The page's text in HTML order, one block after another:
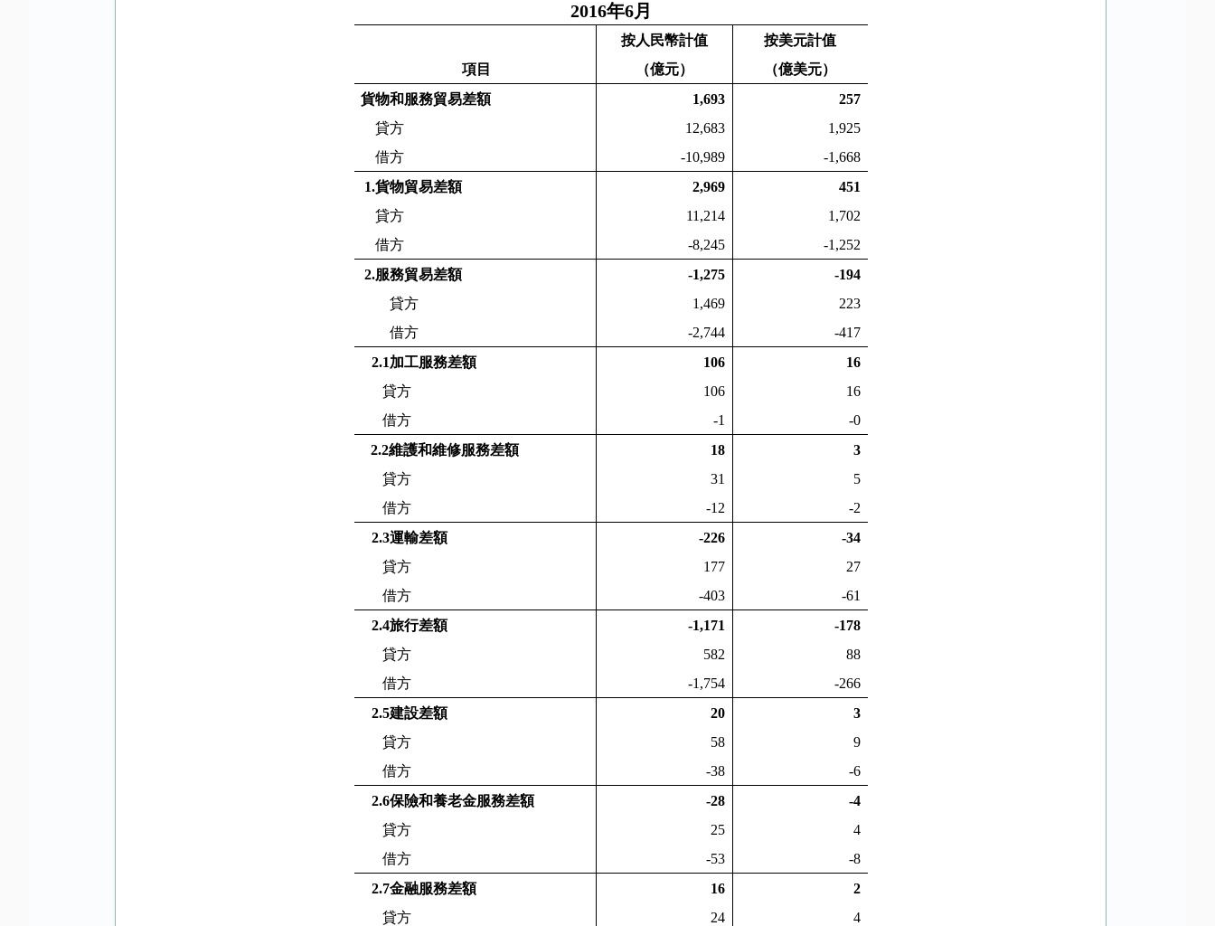
2016年6月
項目
按人民幣計值
（億元）
按美元計值
（億美元）
貨物和服務貿易差額
貸方
借方
1,693
257
12,683
1,925
-10,989
-1,668
1.貨物貿易差額
貸方
借方
2,969
451
11,214
1,702
-8,245
-1,252
2.服務貿易差額 -1,275
-194
貸方
1,469
223
借方
-2,744
-417
2.1加工服務差額 106
16
貸方
106
16
借方
-1
-0
2.2維護和維修服務差額 18
3
貸方
31
5
借方
-12
-2
2.3運輸差額 -226
-34
貸方
177
27
借方
-403
-61
2.4旅行差額 -1,171
-178
貸方
582
88
借方
-1,754
-266
2.5建設差額 20
3
貸方
58
9
借方
-38
-6
2.6保險和養老金服務差額 -28
-4
貸方
25
4
借方
-53
-8
2.7金融服務差額 16
2
貸方
24
4